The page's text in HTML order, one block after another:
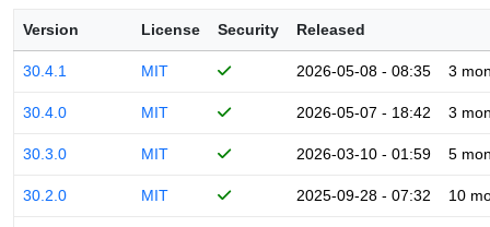
Version License Security Released
30.4.1 MIT 2026-05-08 - 08:35 3
30.4.0 MIT 2026-05-07 - 18:42 3
30.3.0 MIT 2026-03-10 - 01:59 5
30.2.0 MIT 2025-09-28 - 07:32 10